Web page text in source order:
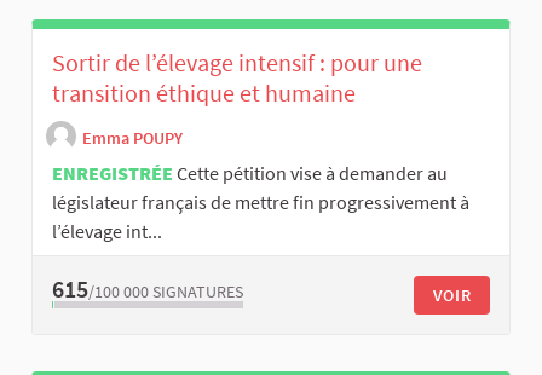
Sortir de l’élevage intensif : pour une
transition éthique et humaine
Emma POUPY
ENREGISTRÉE Cette pétition vise à demander au
législateur français de mettre fin progressivement à
l’élevage int...
615/100 000 SIGNATURES VOIR